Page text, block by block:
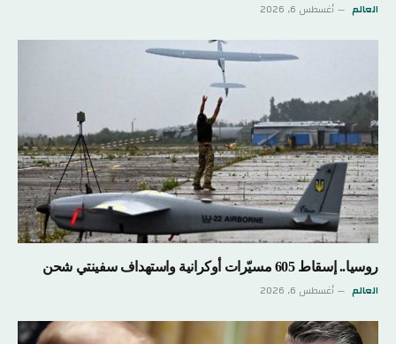
العالم أغسطس 6, 2026
روسيا.. إسقاط 605 مسيّرات أوكرانية واستهداف سفينتي شحن
العالم أغسطس 6, 2026